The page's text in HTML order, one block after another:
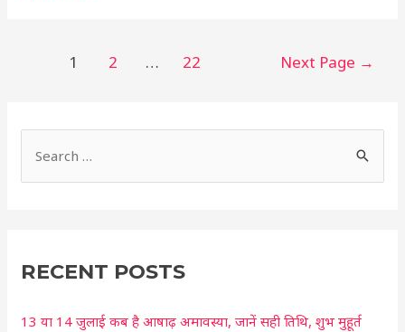
1 2 … 22 Next Page →
e
c
f
RECENT POSTS
13 या 14 जुलाई कब है आषाढ़ अमावस्या, जानें सही तिथि, शुभ मुहूर्त